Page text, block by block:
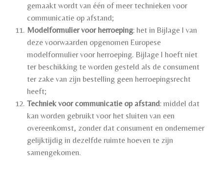
gemaakt wordt van één of meer technieken voor
communicatie op afstand;
Modelformulier voor herroeping: het in Bijlage I van
deze voorwaarden opgenomen Europese
modelformulier voor herroeping. Bijlage I hoeft niet
ter beschikking te worden gesteld als de consument
ter zake van zijn bestelling geen herroepingsrecht
heeft;
Techniek voor communicatie op afstand: middel dat
kan worden gebruikt voor het sluiten van een
overeenkomst, zonder dat consument en ondernemer
gelijktijdig in dezelfde ruimte hoeven te zijn
samengekomen.